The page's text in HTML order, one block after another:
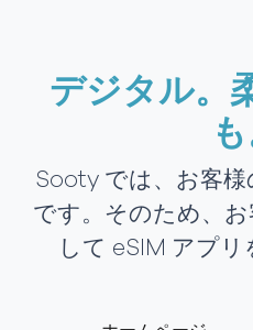
デジタル。
も
Sooty では、お客
です。そのため、
して eSIM アプリ